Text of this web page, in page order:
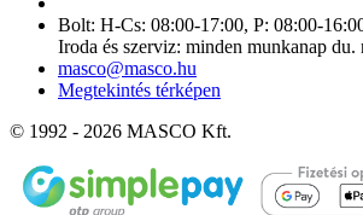
Bolt: H-Cs: 08:00-17:00, P: 08:00-
Iroda és szerviz: minden munkanap du.
masco@masco.hu
Megtekintés térképen
© 1992 - 2026 MASCO Kft.